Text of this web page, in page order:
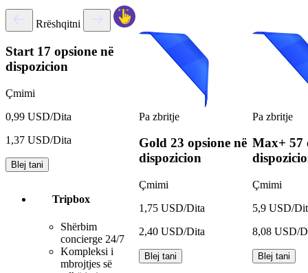
Rrëshqitni
Start 17 opsione në
dispozicion
Çmimi
0,99 USD/Dita
1,37 USD/Dita
Blej tani
Tripbox
Shërbim
concierge 24/7
Kompleksi i
mbrojtjes së
Pa zbritje
Gold 23 opsione në
dispozicion
Çmimi
1,75 USD/Dita
2,40 USD/Dita
Blej tani
Pa zbritje
Max+ 57
Çmimi
5,9 USD/
8,08 USD/
Blej tani